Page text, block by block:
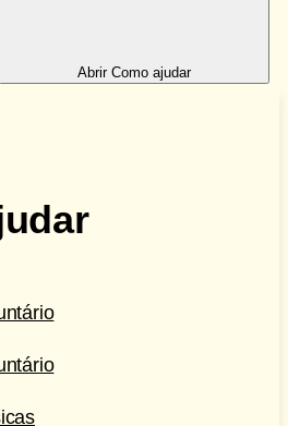
Abrir Como ajudar